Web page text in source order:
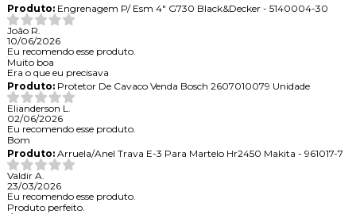
Produto:Engrenagem P/ Esm 4" G730 Black&Decker - 5140004-30
João R.
10/06/2026
Eu recomendo esse produto.
Muito boa
Era o que eu precisava
Produto:Protetor De Cavaco Venda Bosch 2607010079 Unidade
Elianderson L.
02/06/2026
Eu recomendo esse produto.
Bom
Produto:Arruela/Anel Trava E-3 Para Martelo Hr2450 Makita - 961017-7
Valdir A.
23/03/2026
Eu recomendo esse produto.
Produto perfeito.